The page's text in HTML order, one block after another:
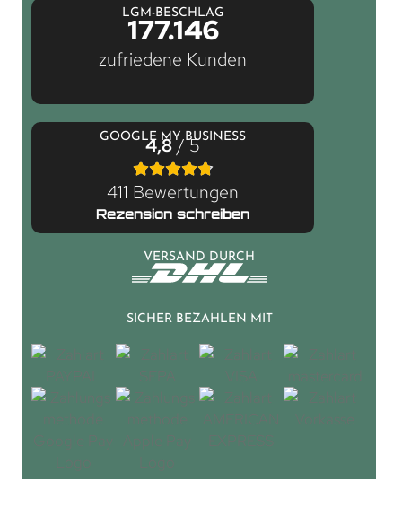
LGM-BESCHLAG
177.146
zufriedene Kunden
GOOGLE MY BUSINESS
4,8/ 5
411 Bewertungen
Rezension schreiben
VERSAND DURCH
SICHER BEZAHLEN MIT